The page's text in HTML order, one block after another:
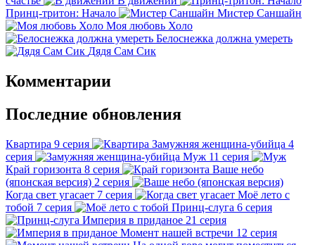
Принц-тритон: Начало
Мистер Саншайн
Моя любовь Холо
Белоснежка должна умереть
Дядя Сам Сик
Комментарии
Последние обновления
Квартира 9 серия Замужняя женщина-убийца 4
серия
Муж 11 серия
Край горизонта 8 серия
Ваше небо
(японская версия) 2 серия
Когда свет угасает 7 серия
Моё лето с
тобой 7 серия Принц-слуга 6 серия
Империя в приданое 21 серия
Момент нашей встречи 12 серия